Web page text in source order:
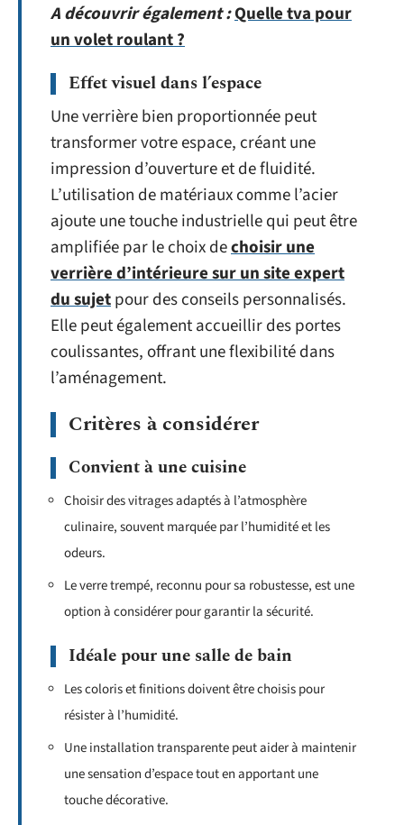
A découvrir également :Quelle tva pour
un volet roulant ?
Effet visuel dans l’espace
Une verrière bien proportionnée peut
transformer votre espace, créant une
impression d’ouverture et de fluidité.
L’utilisation de matériaux comme l’acier
ajoute une touche industrielle qui peut être
amplifiée par le choix dechoisir une
verrière d’intérieure sur un site expert
du sujetpour des conseils personnalisés.
Elle peut également accueillir des portes
coulissantes, offrant une flexibilité dans
l’aménagement.
Critères à considérer
Convient à une cuisine
Choisir des vitrages adaptés à l’atmosphère
culinaire, souvent marquée par l’humidité et les
odeurs.
Le verre trempé, reconnu pour sa robustesse, est une
option à considérer pour garantir la sécurité.
Idéale pour une salle de bain
Les coloris et finitions doivent être choisis pour
résister à l’humidité.
Une installation transparente peut aider à maintenir
une sensation d’espace tout en apportant une
touche décorative.